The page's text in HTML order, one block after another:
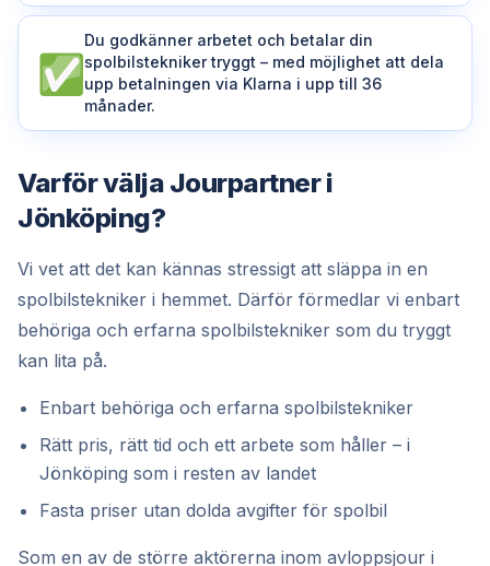
Du godkänner arbetet och betalar din
spolbilstekniker tryggt – med möjlighet att dela
upp betalningen via Klarna i upp till 36
månader.
Varför välja Jourpartner i
Jönköping?
Vi vet att det kan kännas stressigt att släppa in en
spolbilstekniker i hemmet. Därför förmedlar vi enbart
behöriga och erfarna spolbilstekniker som du tryggt
kan lita på.
Enbart behöriga och erfarna spolbilstekniker
Rätt pris, rätt tid och ett arbete som håller – i
Jönköping som i resten av landet
Fasta priser utan dolda avgifter för spolbil
Som en av de större aktörerna inom avloppsjour i